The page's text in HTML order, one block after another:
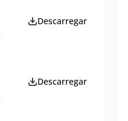
Descarregar
Descarregar